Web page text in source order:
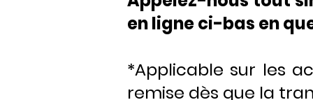
en ligne ci-bas en
*Applicable sur les
remise dès que la